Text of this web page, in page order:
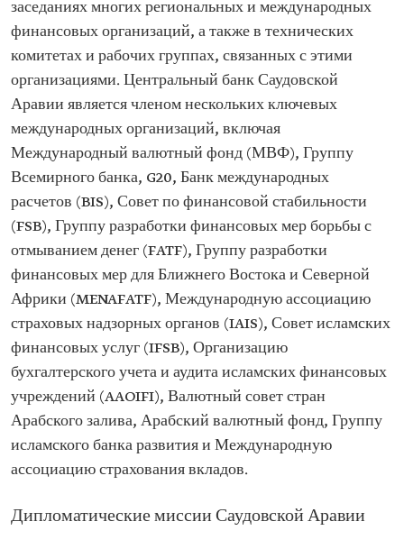
заседаниях многих региональных и международных
финансовых организаций, а также в технических
комитетах и рабочих группах, связанных с этими
организациями. Центральный банк Саудовской
Аравии является членом нескольких ключевых
международных организаций, включая
Международный валютный фонд (МВФ), Группу
Всемирного банка, G20, Банк международных
расчетов (BIS), Совет по финансовой стабильности
(FSB), Группу разработки финансовых мер борьбы с
отмыванием денег (FATF), Группу разработки
финансовых мер для Ближнего Востока и Северной
Африки (MENAFATF), Международную ассоциацию
страховых надзорных органов (IAIS), Совет исламских
финансовых услуг (IFSB), Организацию
бухгалтерского учета и аудита исламских финансовых
учреждений (AAOIFI), Валютный совет стран
Арабского залива, Арабский валютный фонд, Группу
исламского банка развития и Международную
ассоциацию страхования вкладов.
Дипломатические миссии Саудовской Аравии